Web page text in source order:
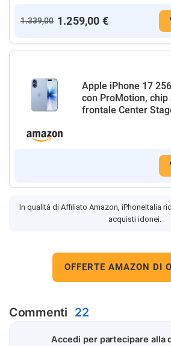
1.339,00 1.259,00 €
Apple iPhone 17
con ProMotion,
frontale Center
In qualità di Affiliato Amazon, iPhoneItalia
acquisti idonei.
OFFERTE AMAZON DI
Commenti 22
Accedi per partecipare alla